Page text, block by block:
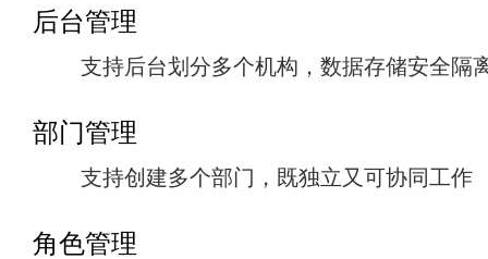
后台管理
支持后台划分多个机构，数据存储安全隔
部门管理
支持创建多个部门，既独立又可协同工作
角色管理